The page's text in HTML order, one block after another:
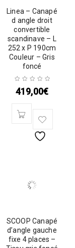
Linea – Canapé
d angle droit
convertible
scandinave – L
252 x P 190cm
Couleur – Gris
foncé
419,00€
SCOOP Canapé
d’angle gauche
fixe 4 places –